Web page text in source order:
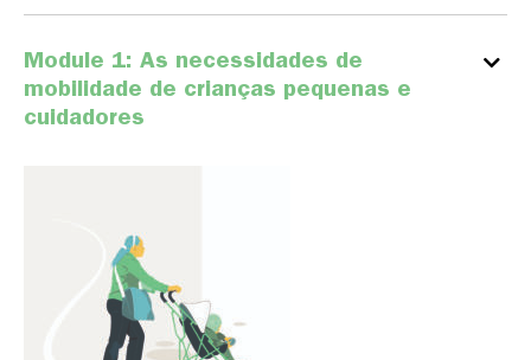
Module 1: As necessidades de
mobilidade de crianças pequenas e
cuidadores